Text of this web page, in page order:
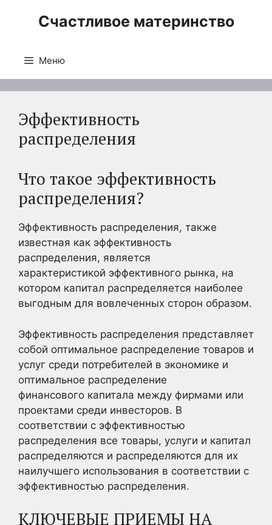
Счастливое материнство
Меню
Эффективность
распределения
Что такое эффективность
распределения?
Эффективность распределения, также
известная как эффективность
распределения, является
характеристикой эффективного рынка, на
котором капитал распределяется наиболее
выгодным для вовлеченных сторон образом.
Эффективность распределения представляет
собой оптимальное распределение товаров и
услуг среди потребителей в экономике и
оптимальное распределение
финансового капитала между фирмами или
проектами среди инвесторов. В
соответствии с эффективностью
распределения все товары, услуги и капитал
распределяются и распределяются для их
наилучшего использования в соответствии с
эффективностью распределения.
КЛЮЧЕВЫЕ ПРИЕМЫ НА